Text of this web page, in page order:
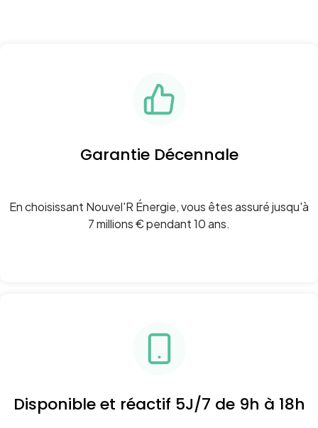
Garantie Décennale
En choisissant Nouvel'R Énergie, vous êtes assuré jusqu'à
7 millions € pendant 10 ans.
Disponible et réactif 5J/7 de 9h à 18h